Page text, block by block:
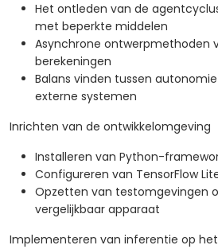
Het ontleden van de
met beperkte middelen
Asynchrone ontwerpmethoden
berekeningen
Balans vinden tussen
externe systemen
Inrichten van de ontwikkelomgeving
Installeren van Python-
Configureren van TensorFlow
Opzetten van testomgevingen
vergelijkbaar apparaat
Implementeren van inferentie op